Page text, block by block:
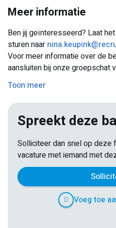
te zijn en af en toe werken is
Hoe leuk is het om dit samen
Het is hard werken, maar er
gezelligheid.
Meer informatie
Ben jij geïnteresseerd? Laat
sturen naar
Voor meer informatie over de
aansluiten bij onze groepschat
https://chat.whatsapp.com/
We houden je hier op de hoogte
beschikbare shifts.
Toon meer
Spreekt deze
Solliciteer dan snel op deze
vacature met iemand met
Voeg toe